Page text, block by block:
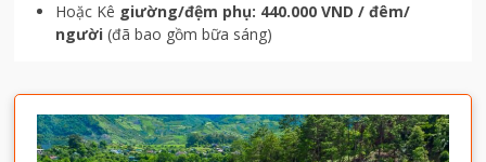
Hoặc Kê giường/đệm phụ: 440.000 VND / đêm/
người (đã bao gồm bữa sáng)